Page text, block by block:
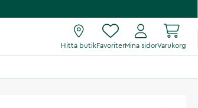
Hitta butikFavoriterMina sidorVarukorg